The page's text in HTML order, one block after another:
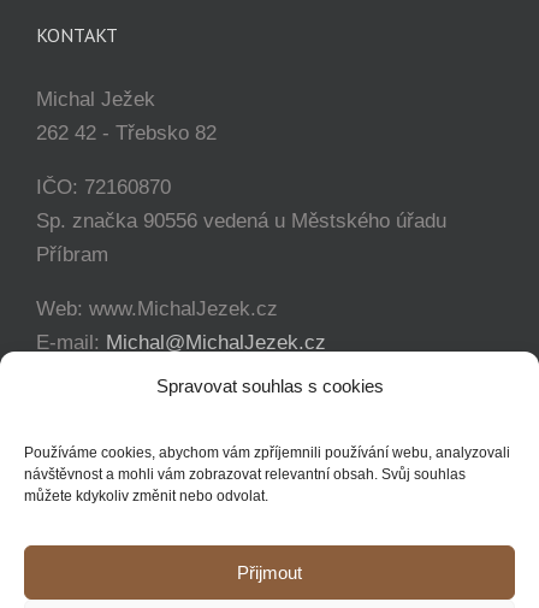
Spravovat souhlas s cookies
Používáme cookies, abychom vám zpříjemnili používání webu, analyzovali
návštěvnost a mohli vám zobrazovat relevantní obsah. Svůj souhlas
můžete kdykoliv změnit nebo odvolat.
Přijmout
KONTAKT
Michal Ježek
262 42 - Třebsko 82
IČO: 72160870
Sp. značka 90556 vedená u Městského úřadu
Příbram
Web: www.MichalJezek.cz
E-mail: Michal@MichalJezek.cz
+420 777 346 649
Copyright 2012 - 2021 Michal Ježek | Veškerá práva vyhrazena